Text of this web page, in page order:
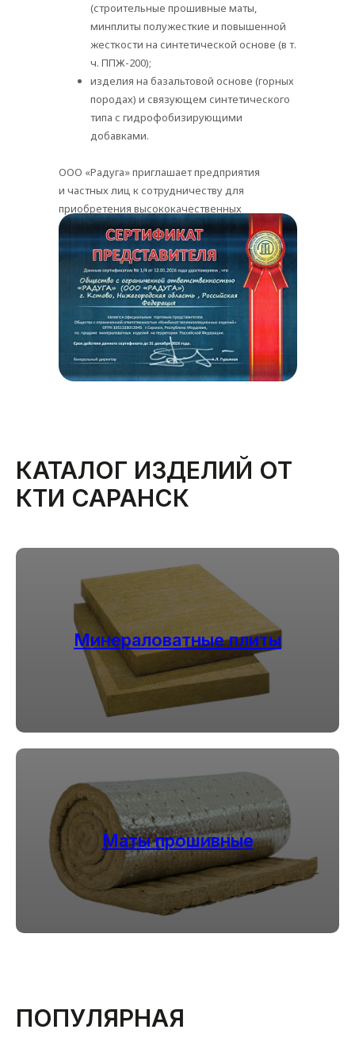
(строительные прошивные маты,
минплиты полужесткие и повышенной
жесткости на синтетической основе (в т.
ч. ППЖ-200);
изделия на базальтовой основе (горных
породах) и связующем синтетического
типа с гидрофобизирующими
добавками.
ООО «Радуга» приглашает предприятия
и частных лиц к сотрудничеству для
приобретения высококачественных
теплоизоляционных материалов.
КАТАЛОГ ИЗДЕЛИЙ ОТ
КТИ САРАНСК
Минераловатные плиты
Маты прошивные
ПОПУЛЯРНАЯ